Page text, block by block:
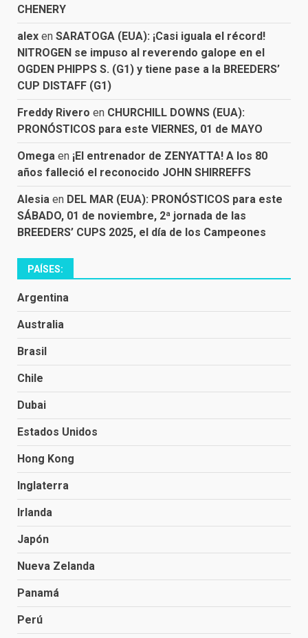
CHENERY
alex en SARATOGA (EUA): ¡Casi iguala el récord!
NITROGEN se impuso al reverendo galope en el
OGDEN PHIPPS S. (G1) y tiene pase a la BREEDERS’
CUP DISTAFF (G1)
Freddy Rivero en CHURCHILL DOWNS (EUA):
PRONÓSTICOS para este VIERNES, 01 de MAYO
Omega en ¡El entrenador de ZENYATTA! A los 80
años falleció el reconocido JOHN SHIRREFFS
Alesia en DEL MAR (EUA): PRONÓSTICOS para este
SÁBADO, 01 de noviembre, 2ª jornada de las
BREEDERS’ CUPS 2025, el día de los Campeones
PAÍSES:
Argentina
Australia
Brasil
Chile
Dubai
Estados Unidos
Hong Kong
Inglaterra
Irlanda
Japón
Nueva Zelanda
Panamá
Perú